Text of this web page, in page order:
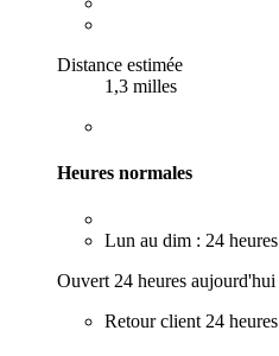
Distance estimée
1,3 milles
Heures normales
Lun au dim : 24 heures
Ouvert 24 heures aujourd'hui
Retour client 24 heures